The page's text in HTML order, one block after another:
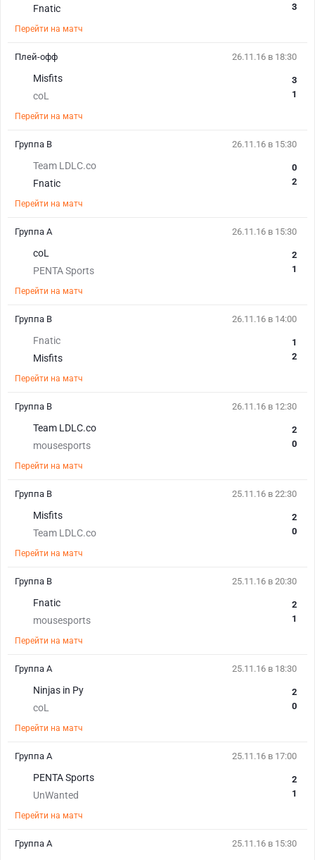
Fnatic
3
Перейти на матч
26.11.16 в 18:30
Misfits
coL
3
1
Перейти на матч
Плей-офф
26.11.16 в 15:30
Team LDLC.co
Fnatic
0
2
Перейти на матч
Группа В
26.11.16 в 15:30
coL
PENTA Sports
2
1
Перейти на матч
Группа А
26.11.16 в 14:00
Fnatic
Misfits
1
2
Перейти на матч
Группа В
26.11.16 в 12:30
Team LDLC.co
mousesports
2
0
Перейти на матч
Группа В
25.11.16 в 22:30
Misfits
Team LDLC.co
2
0
Перейти на матч
Группа В
25.11.16 в 20:30
Fnatic
mousesports
2
1
Перейти на матч
Группа В
25.11.16 в 18:30
Ninjas in Py
coL
2
0
Перейти на матч
Группа А
25.11.16 в 17:00
PENTA Sports
UnWanted
2
1
Перейти на матч
Группа А
25.11.16 в 15:30
Группа А